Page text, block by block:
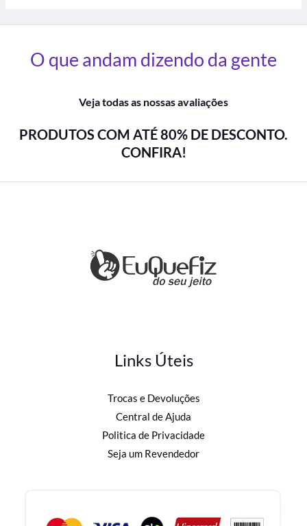
O que andam dizendo da gente
Veja todas as nossas avaliações
PRODUTOS COM ATÉ 80% DE DESCONTO.
CONFIRA!
Links Úteis
Trocas e Devoluções
Central de Ajuda
Politica de Privacidade
Seja um Revendedor